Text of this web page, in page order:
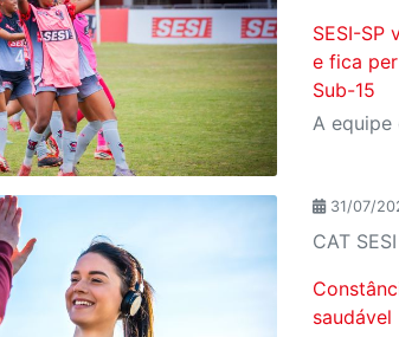
SESI-SP
e fica
Sub-15
31/07/
CAT SESI
saudável